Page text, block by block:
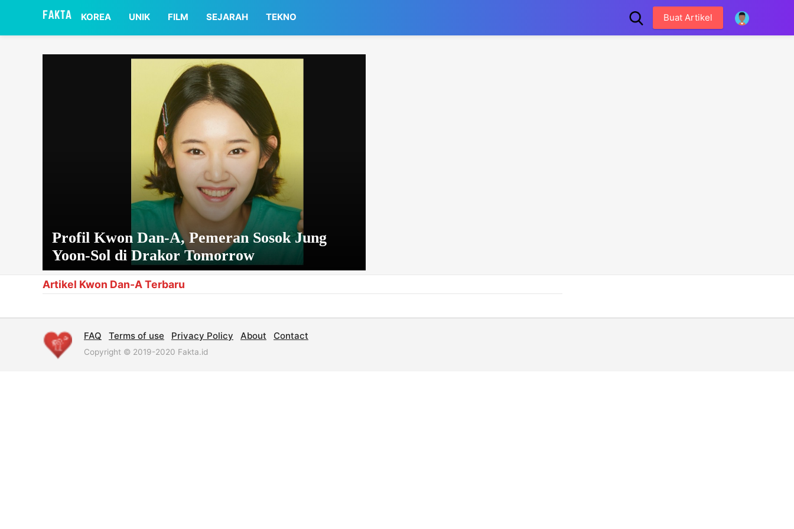
KOREA UNIK FILM SEJARAH TEKNO Buat Artikel
Profil Kwon Dan-A, Pemeran Sosok Jung
Yoon-Sol di Drakor Tomorrow
Artikel Kwon Dan-A Terbaru
FAQ Terms of use Privacy Policy About Contact
Copyright © 2019-2020 Fakta.id